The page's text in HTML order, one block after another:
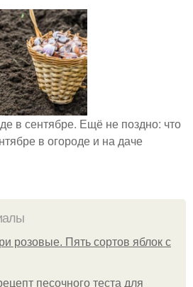
в сентябре. Ещё не поздно: что
в огороде и на даче
розовые. Пять сортов яблок с
песочного теста для